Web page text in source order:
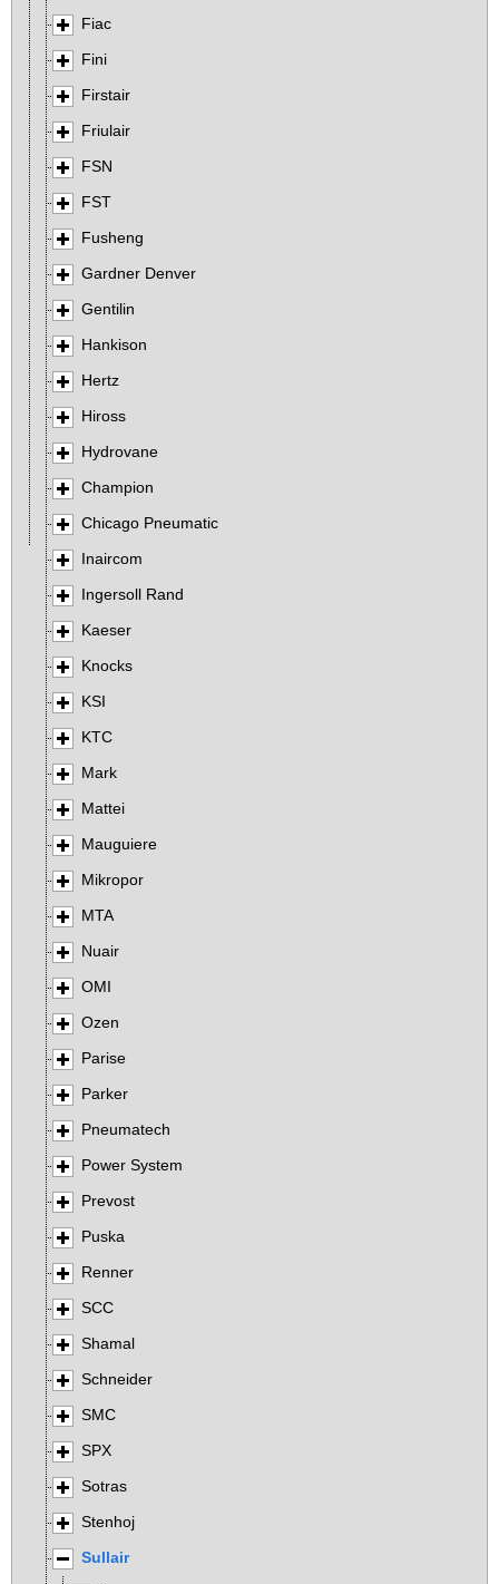
Fiac
Fini
Firstair
Friulair
FSN
FST
Fusheng
Gardner Denver
Gentilin
Hankison
Hertz
Hiross
Hydrovane
Champion
Chicago Pneumatic
Inaircom
Ingersoll Rand
Kaeser
Knocks
KSI
KTC
Mark
Mattei
Mauguiere
Mikropor
MTA
Nuair
OMI
Ozen
Parise
Parker
Pneumatech
Power System
Prevost
Puska
Renner
SCC
Shamal
Schneider
SMC
SPX
Sotras
Stenhoj
Sullair